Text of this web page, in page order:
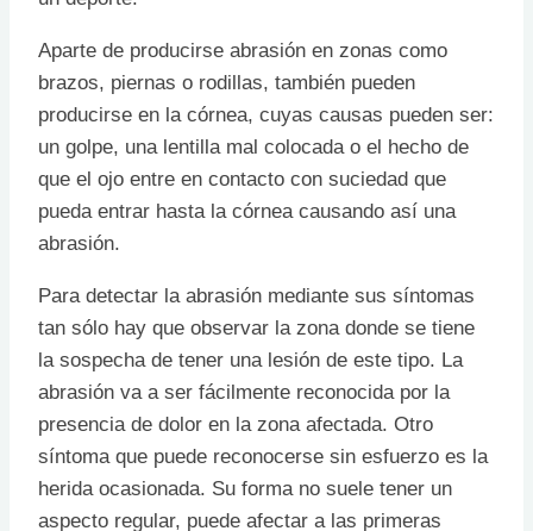
Aparte de producirse abrasión en zonas como
brazos, piernas o rodillas, también pueden
producirse en la córnea, cuyas causas pueden ser:
un golpe, una lentilla mal colocada o el hecho de
que el ojo entre en contacto con suciedad que
pueda entrar hasta la córnea causando así una
abrasión.
Para detectar la abrasión mediante sus síntomas
tan sólo hay que observar la zona donde se tiene
la sospecha de tener una lesión de este tipo. La
abrasión va a ser fácilmente reconocida por la
presencia de dolor en la zona afectada. Otro
síntoma que puede reconocerse sin esfuerzo es la
herida ocasionada. Su forma no suele tener un
aspecto regular, puede afectar a las primeras